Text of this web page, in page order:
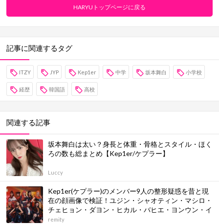
HARYUトップページに戻る
記事に関連するタグ
ITZY JYP Kep1er 中学 坂本舞白 小学校
経歴 韓国語 高校
関連する記事
坂本舞白は太い？身長と体重・骨格とスタイル・ほく
ろの数も総まとめ【Kep1er/ケプラー】
Luccy
Kep1er(ケプラー)のメンバー9人の整形疑惑を昔と現
在の顔画像で検証！ユジン・シャオティン・マシロ・
チェヒョン・ダヨン・ヒカル・バヒエ・ヨンウン・イ
ェソ
remity